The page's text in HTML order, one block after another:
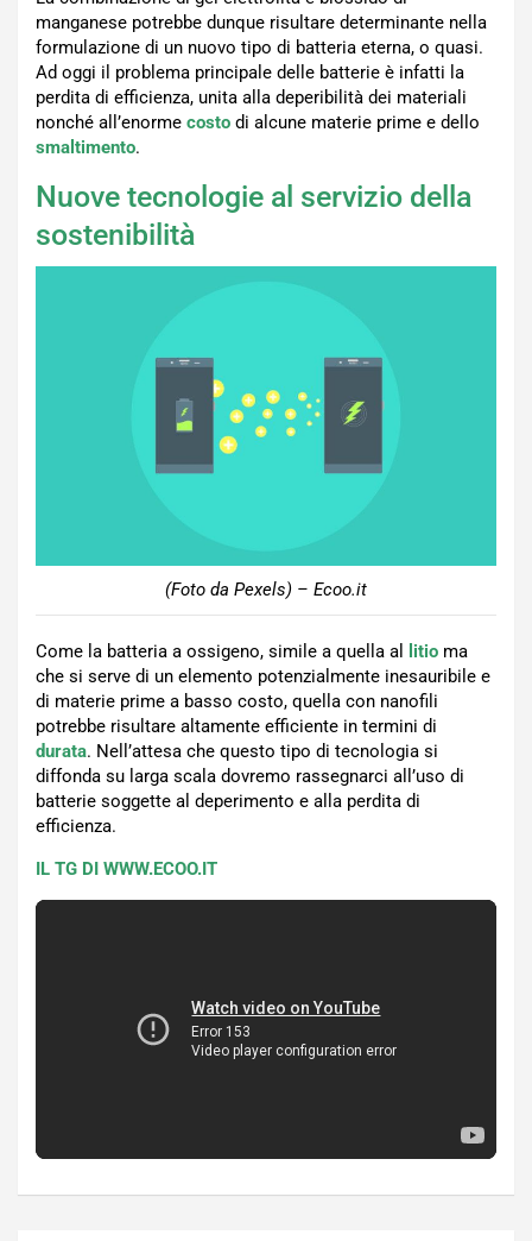
manganese potrebbe dunque risultare determinante nella
formulazione di un nuovo tipo di batteria eterna, o quasi.
Ad oggi il problema principale delle batterie è infatti la
perdita di efficienza, unita alla deperibilità dei materiali
nonché all’enorme costo di alcune materie prime e dello
smaltimento.
Nuove tecnologie al servizio della
sostenibilità
(Foto da Pexels) – Ecoo.it
Come la batteria a ossigeno, simile a quella al litio ma
che si serve di un elemento potenzialmente inesauribile e
di materie prime a basso costo, quella con nanofili
potrebbe risultare altamente efficiente in termini di
durata. Nell’attesa che questo tipo di tecnologia si
diffonda su larga scala dovremo rassegnarci all’uso di
batterie soggette al deperimento e alla perdita di
efficienza.
IL TG DI WWW.ECOO.IT